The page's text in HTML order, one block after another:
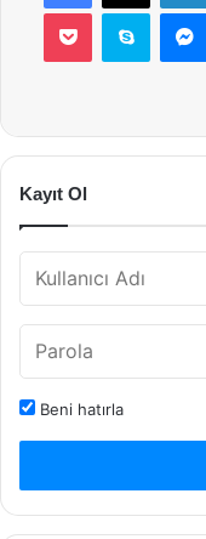
Pocket Skype
Kayıt Ol
Beni hatırla